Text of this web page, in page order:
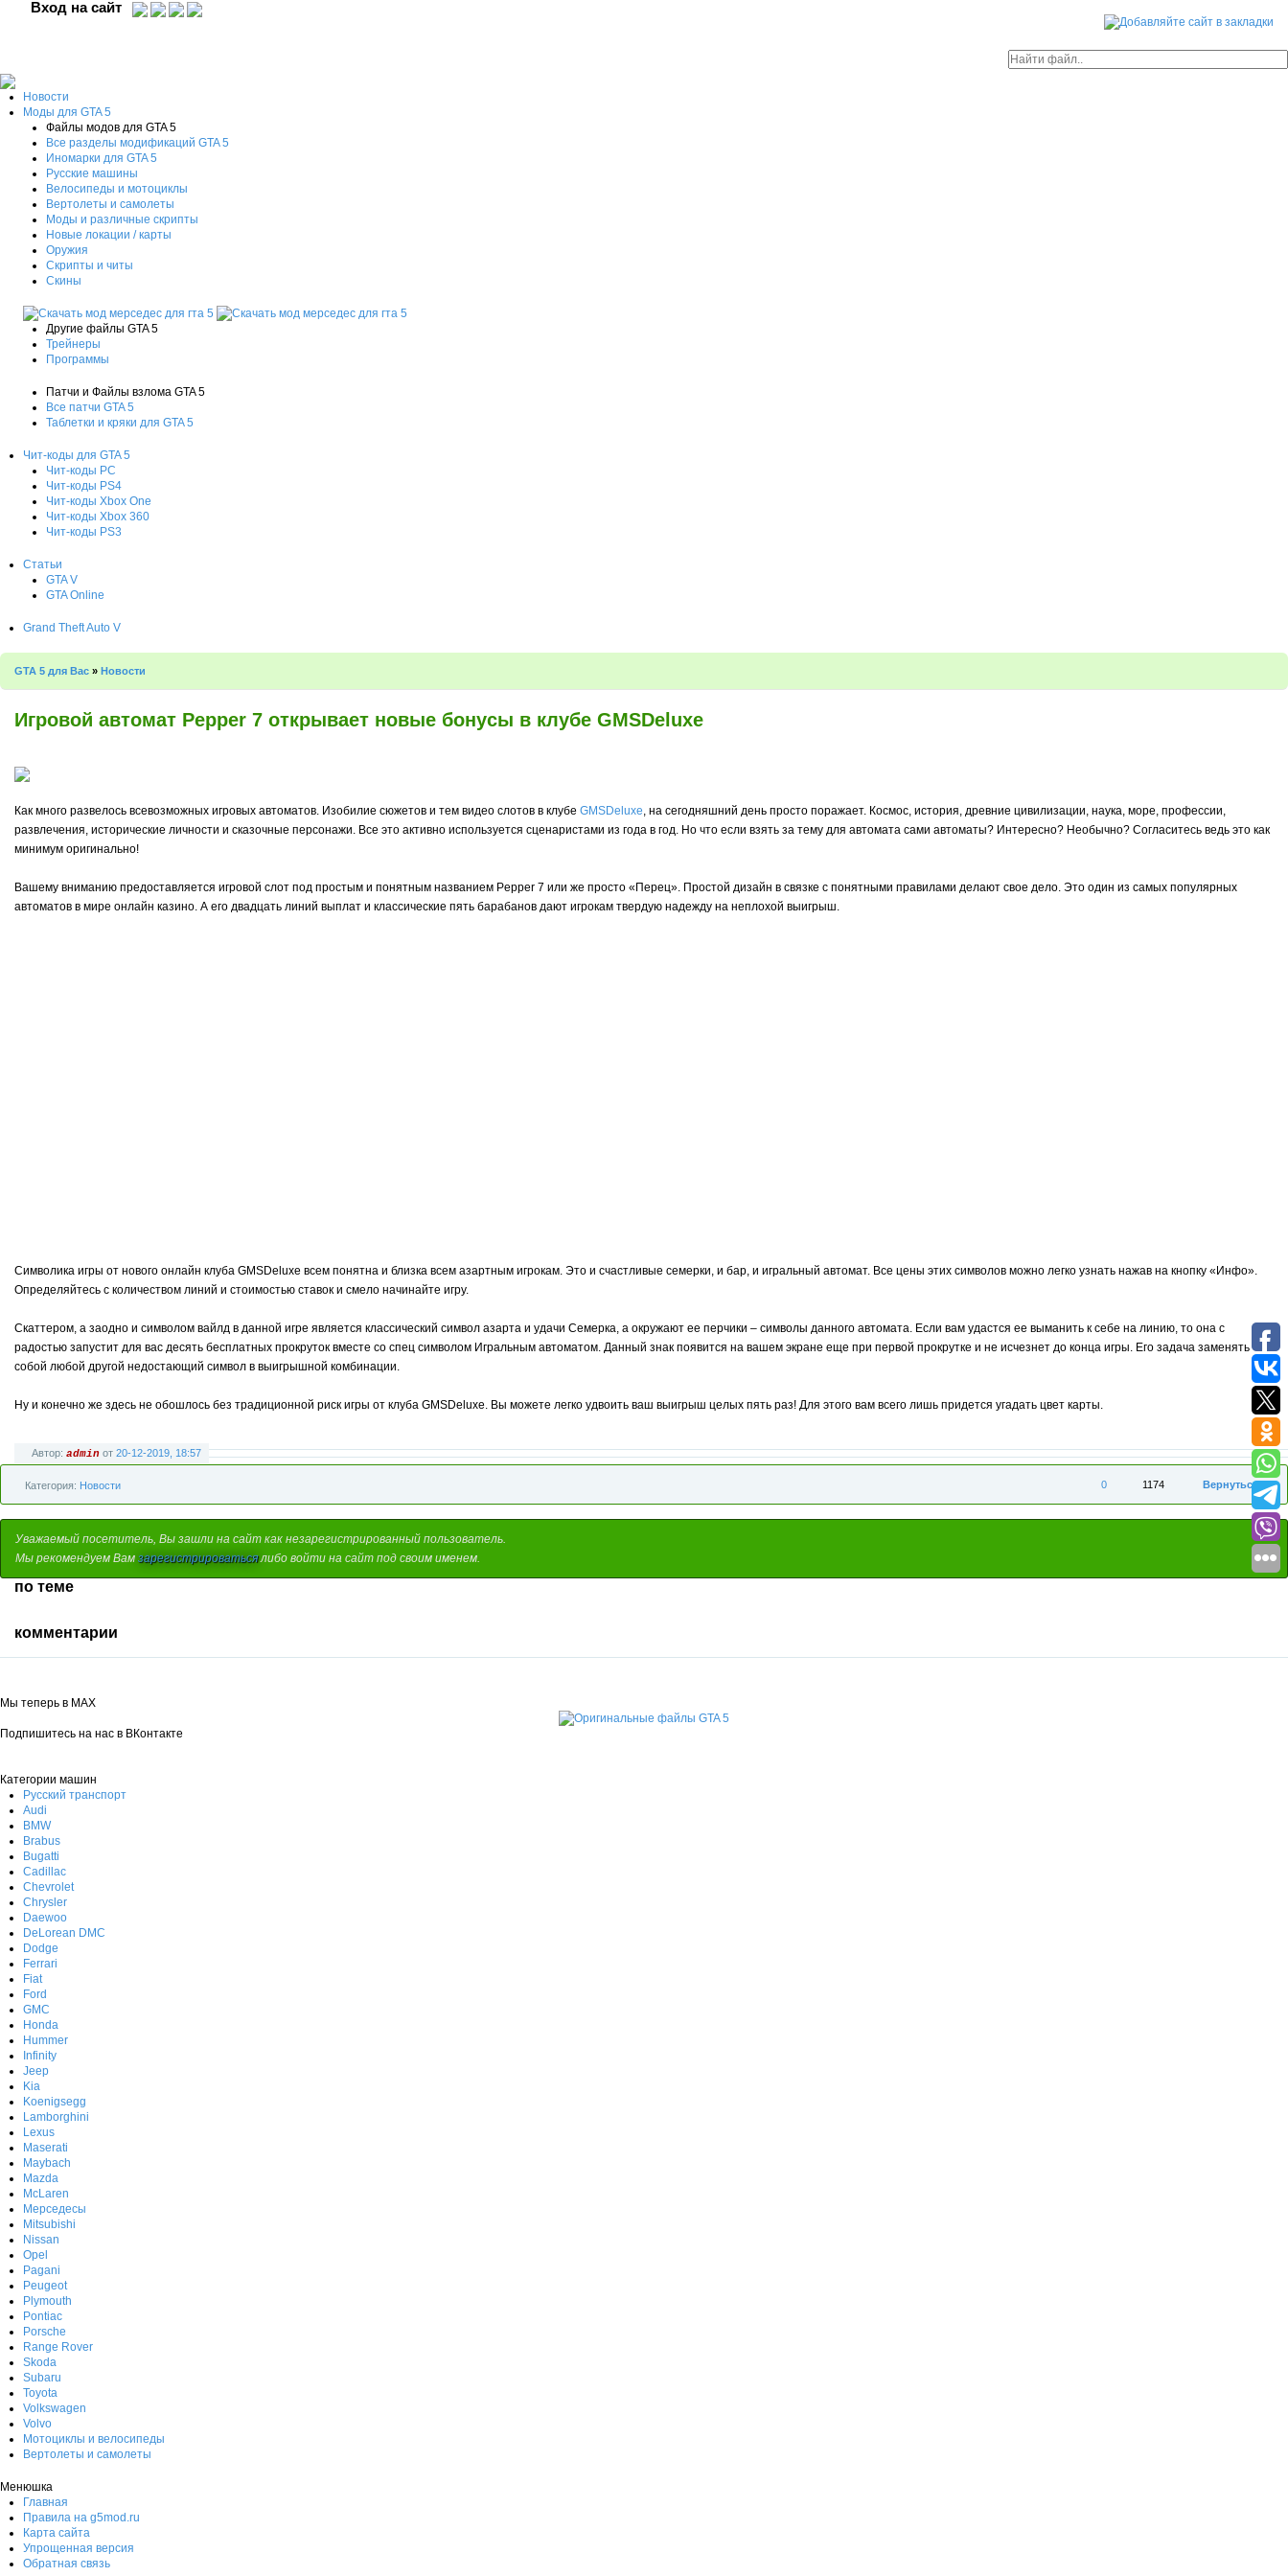
Вход на сайт
Новости
Моды для GTA 5
Файлы модов для GTA 5
Все разделы модификаций GTA 5
Иномарки для GTA 5
Русские машины
Велосипеды и мотоциклы
Вертолеты и самолеты
Моды и различные скрипты
Новые локации / карты
Оружия
Скрипты и читы
Скины
Другие файлы GTA 5
Трейнеры
Программы
Патчи и Файлы взлома GTA 5
Все патчи GTA 5
Таблетки и кряки для GTA 5
Чит-коды для GTA 5
Чит-коды PC
Чит-коды PS4
Чит-коды Xbox One
Чит-коды Xbox 360
Чит-коды PS3
Статьи
GTA V
GTA Online
Grand Theft Auto V
GTA 5 для Вас » Новости
Игровой автомат Pepper 7 открывает новые бонусы в клубе GMSDeluxe
Как много развелось всевозможных игровых автоматов. Изобилие сюжетов и тем видео слотов в клубе GMSDeluxe, на сегодняшний день просто поражает. Космос, история, древние цивилизации, наука, море, профессии,
развлечения, исторические личности и сказочные персонажи. Все это активно используется сценаристами из года в год. Но что если взять за тему для автомата сами автоматы? Интересно? Необычно? Согласитесь ведь это как
минимум оригинально!
Вашему вниманию предоставляется игровой слот под простым и понятным названием Pepper 7 или же просто «Перец». Простой дизайн в связке с понятными правилами делают свое дело. Это один из самых популярных
автоматов в мире онлайн казино. А его двадцать линий выплат и классические пять барабанов дают игрокам твердую надежду на неплохой выигрыш.
Символика игры от нового онлайн клуба GMSDeluxe всем понятна и близка всем азартным игрокам. Это и счастливые семерки, и бар, и игральный автомат. Все цены этих символов можно легко узнать нажав на кнопку «Инфо».
Определяйтесь с количеством линий и стоимостью ставок и смело начинайте игру.
Скаттером, а заодно и символом вайлд в данной игре является классический символ азарта и удачи Семерка, а окружают ее перчики – символы данного автомата. Если вам удастся ее выманить к себе на линию, то она с
радостью запустит для вас десять бесплатных прокруток вместе со спец символом Игральным автоматом. Данный знак появится на вашем экране еще при первой прокрутке и не исчезнет до конца игры. Его задача заменять
собой любой другой недостающий символ в выигрышной комбинации.
Ну и конечно же здесь не обошлось без традиционной риск игры от клуба GMSDeluxe. Вы можете легко удвоить ваш выигрыш целых пять раз! Для этого вам всего лишь придется угадать цвет карты.
Автор: admin от 20-12-2019, 18:57
Вернуться
1174
0
Категория: Новости
Уважаемый посетитель, Вы зашли на сайт как незарегистрированный пользователь.
Мы рекомендуем Вам зарегистрироватьсялибо войти на сайт под своим именем.
по теме
комментарии
Мы теперь в MAX
Подпишитесь на нас в ВКонтакте
Категории машин
Русский транспорт
Audi
BMW
Brabus
Bugatti
Cadillac
Chevrolet
Chrysler
Daewoo
DeLorean DMC
Dodge
Ferrari
Fiat
Ford
GMC
Honda
Hummer
Infinity
Jeep
Kia
Koenigsegg
Lamborghini
Lexus
Maserati
Maybach
Mazda
McLaren
Мерседесы
Mitsubishi
Nissan
Opel
Pagani
Peugeot
Plymouth
Pontiac
Porsche
Range Rover
Skoda
Subaru
Toyota
Volkswagen
Volvo
Мотоциклы и велосипеды
Вертолеты и самолеты
Менюшка
Главная
Правила на g5mod.ru
Карта сайта
Упрощенная версия
Обратная связь